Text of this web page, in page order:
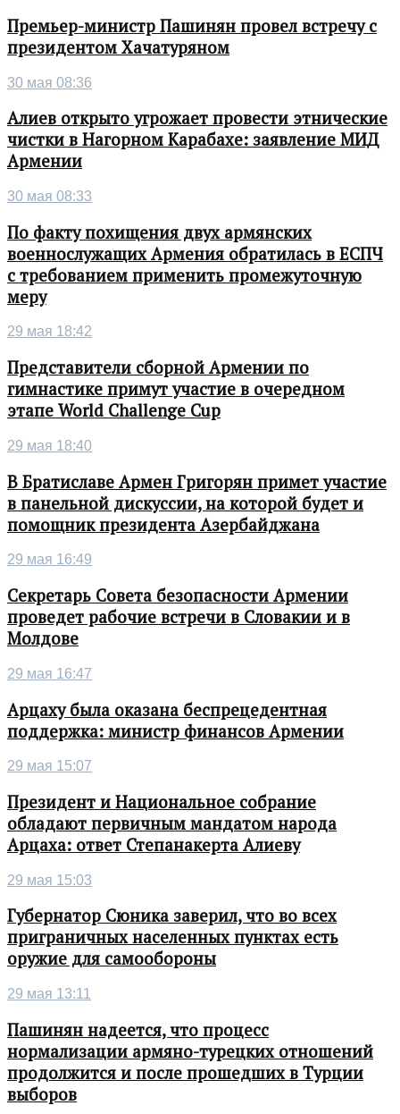
Премьер-министр Пашинян провел встречу с
президентом Хачатуряном
30 мая 08:36
Алиев открыто угрожает провести этнические
чистки в Нагорном Карабахе: заявление МИД
Армении
30 мая 08:33
По факту похищения двух армянских
военнослужащих Армения обратилась в ЕСПЧ
с требованием применить промежуточную
меру
29 мая 18:42
Представители сборной Армении по
гимнастике примут участие в очередном
этапе World Challenge Cup
29 мая 18:40
В Братиславе Армен Григорян примет участие
в панельной дискуссии, на которой будет и
помощник президента Азербайджана
29 мая 16:49
Секретарь Совета безопасности Армении
проведет рабочие встречи в Словакии и в
Молдове
29 мая 16:47
Арцаху была оказана беспрецедентная
поддержка: министр финансов Армении
29 мая 15:07
Президент и Национальное собрание
обладают первичным мандатом народа
Арцаха: ответ Степанакерта Алиеву
29 мая 15:03
Губернатор Сюника заверил, что во всех
приграничных населенных пунктах есть
оружие для самообороны
29 мая 13:11
Пашинян надеется, что процесс
нормализации армяно-турецких отношений
продолжится и после прошедших в Турции
выборов